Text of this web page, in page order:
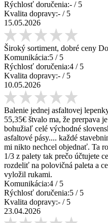
Rýchlosť doručenia:- / 5
Kvalita dopravy:- / 5
15.05.2026
Široký sortiment, dobré ceny
Komunikácia:5 / 5
Rýchlosť doručenia:4 / 5
Kvalita dopravy:- / 5
10.05.2026
Balenie jednej asfaltovej
55,35€ štvalo ma, že prerpava
bohužiaľ celé východné
asfaltové pásy.... každé
mi nikto nechcel objednať. Ta
1/3 z palety tak prečo účtujete
rozdeliť na polovičná paleta a
vyložil rukami.
Komunikácia:4 / 5
Rýchlosť doručenia:5 / 5
Kvalita dopravy:- / 5
23.04.2026